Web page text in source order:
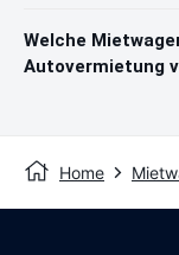
Welche
Autovermietung
Home